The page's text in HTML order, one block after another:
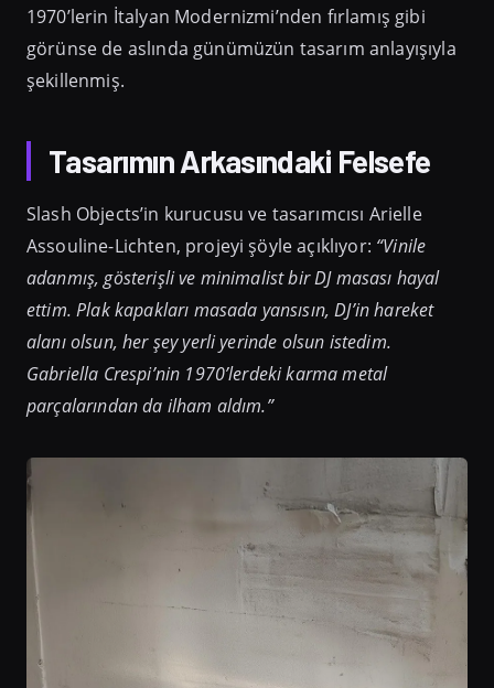
1970’lerin İtalyan Modernizmi’nden fırlamış gibi
görünse de aslında günümüzün tasarım anlayışıyla
şekillenmiş.
Tasarımın Arkasındaki Felsefe
Slash Objects’in kurucusu ve tasarımcısı Arielle
Assouline-Lichten, projeyi şöyle açıklıyor: “Vinile
adanmış, gösterişli ve minimalist bir DJ masası hayal
ettim. Plak kapakları masada yansısın, DJ’in hareket
alanı olsun, her şey yerli yerinde olsun istedim.
Gabriella Crespi’nin 1970’lerdeki karma metal
parçalarından da ilham aldım.”